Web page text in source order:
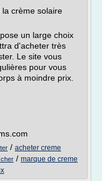
crème solaire
un large choix
d'acheter très
Le site vous
pour vous
à moindre prix.
/ acheter creme
/ marque de creme